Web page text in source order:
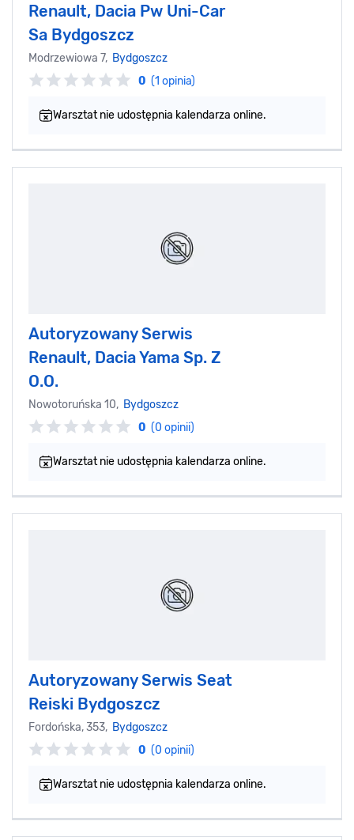
Renault, Dacia Pw Uni-Car
Sa Bydgoszcz
Modrzewiowa 7, Bydgoszcz
0 (1 opinia)
Warsztat nie udostępnia kalendarza online.
Autoryzowany Serwis
Renault, Dacia Yama Sp. Z
O.O.
Nowotoruńska 10, Bydgoszcz
0 (0 opinii)
Warsztat nie udostępnia kalendarza online.
Autoryzowany Serwis Seat
Reiski Bydgoszcz
Fordońska, 353, Bydgoszcz
0 (0 opinii)
Warsztat nie udostępnia kalendarza online.